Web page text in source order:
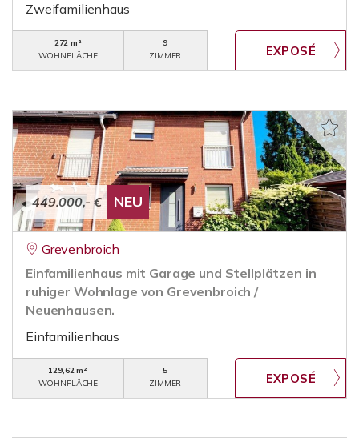
Zweifamilienhaus
272 m²
WOHNFLÄCHE
9
ZIMMER
449.000,- € NEU
Grevenbroich
Einfamilienhaus mit Garage und Stellplätzen in
ruhiger Wohnlage von Grevenbroich /
Neuenhausen.
Einfamilienhaus
129,62 m²
WOHNFLÄCHE
5
ZIMMER